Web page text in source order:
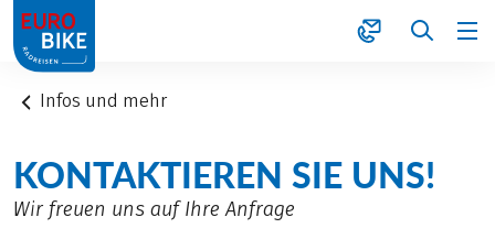
1
Infos und mehr
KONTAKTIEREN SIE UNS!
Wir freuen uns auf Ihre Anfrage